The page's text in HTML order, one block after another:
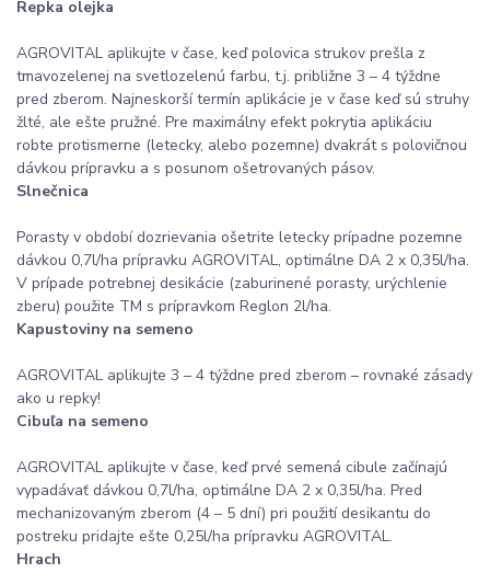
Repka olejka
AGROVITAL aplikujte v čase, keď polovica strukov prešla z
tmavozelenej na svetlozelenú farbu, t.j. približne 3 – 4 týždne
pred zberom. Najneskorší termín aplikácie je v čase keď sú struhy
žlté, ale ešte pružné. Pre maximálny efekt pokrytia aplikáciu
robte protismerne (letecky, alebo pozemne) dvakrát s polovičnou
dávkou prípravku a s posunom ošetrovaných pásov.
Slnečnica
Porasty v období dozrievania ošetrite letecky prípadne pozemne
dávkou 0,7l/ha prípravku AGROVITAL, optimálne DA 2 x 0,35l/ha.
V prípade potrebnej desikácie (zaburinené porasty, urýchlenie
zberu) použite TM s prípravkom Reglon 2l/ha.
Kapustoviny na semeno
AGROVITAL aplikujte 3 – 4 týždne pred zberom – rovnaké zásady
ako u repky!
Cibuľa na semeno
AGROVITAL aplikujte v čase, keď prvé semená cibule začínajú
vypadávať dávkou 0,7l/ha, optimálne DA 2 x 0,35l/ha. Pred
mechanizovaným zberom (4 – 5 dní) pri použití desikantu do
postreku pridajte ešte 0,25l/ha prípravku AGROVITAL.
Hrach